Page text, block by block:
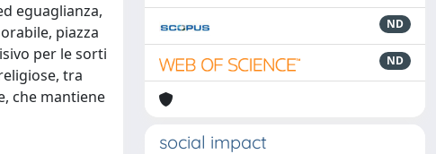
eguaglianza,
piazza
per le sorti
tra
che mantiene
ND
ND
social impact